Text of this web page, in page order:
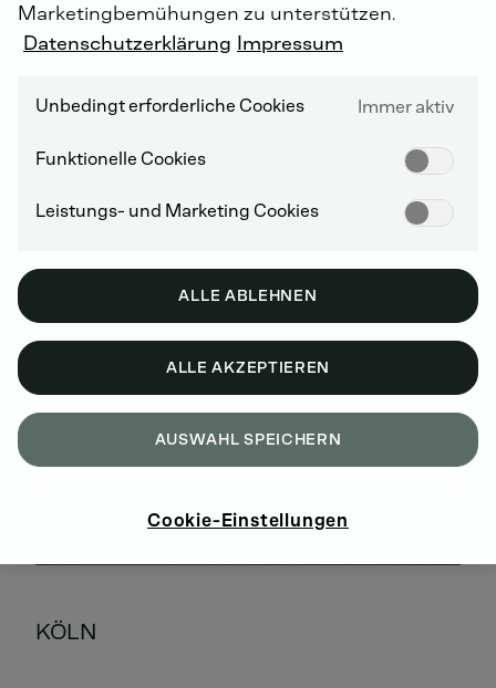
Weg & Anfahrt
KÖLN
Marketingbemühungen zu unterstützen.
Datenschutzerklärung Impressum
Unbedingt erforderliche Cookies Immer aktiv
Funktionelle Cookies
Leistungs- und Marketing Cookies
ALLE ABLEHNEN
ALLE AKZEPTIEREN
AUSWAHL SPEICHERN
Cookie-Einstellungen